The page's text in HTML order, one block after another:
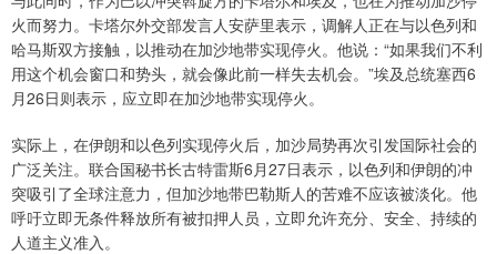
火而努力。卡塔尔外交部发言人安萨里表示，调解人正在与以色列和
哈马斯双方接触，以推动在加沙地带实现停火。他说：“如果我们不利
用这个机会窗口和势头，就会像此前一样失去机会。”埃及总统塞西6
月26日则表示，应立即在加沙地带实现停火。
实际上，在伊朗和以色列实现停火后，加沙局势再次引发国际社会的
广泛关注。联合国秘书长古特雷斯6月27日表示，以色列和伊朗的冲
突吸引了全球注意力，但加沙地带巴勒斯人的苦难不应该被淡化。他
呼吁立即无条件释放所有被扣押人员，立即允许充分、安全、持续的
人道主义准入。